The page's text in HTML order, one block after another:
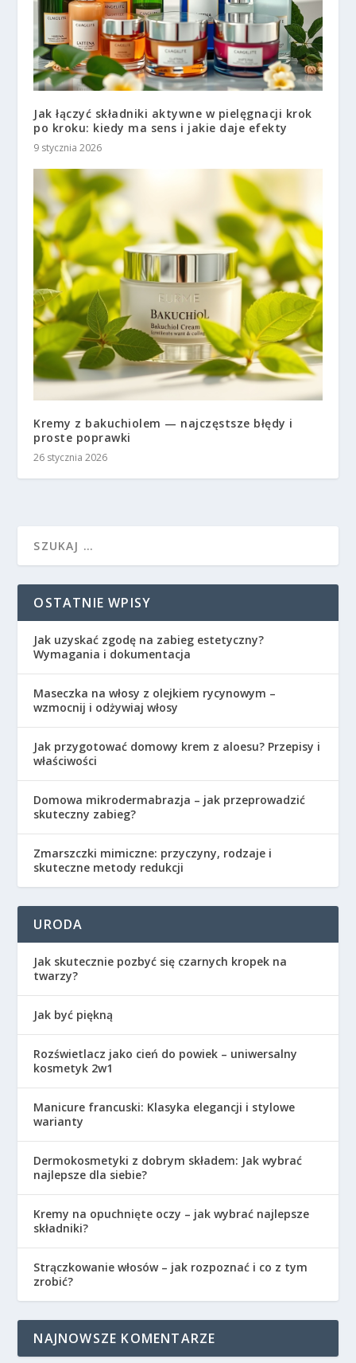
Jak łączyć składniki aktywne w pielęgnacji krok
po kroku: kiedy ma sens i jakie daje efekty
9 stycznia 2026
Kremy z bakuchiolem — najczęstsze błędy i
proste poprawki
26 stycznia 2026
OSTATNIE WPISY
Jak uzyskać zgodę na zabieg estetyczny?
Wymagania i dokumentacja
Maseczka na włosy z olejkiem rycynowym –
wzmocnij i odżywiaj włosy
Jak przygotować domowy krem z aloesu? Przepisy i
właściwości
Domowa mikrodermabrazja – jak przeprowadzić
skuteczny zabieg?
Zmarszczki mimiczne: przyczyny, rodzaje i
skuteczne metody redukcji
URODA
Jak skutecznie pozbyć się czarnych kropek na
twarzy?
Jak być piękną
Rozświetlacz jako cień do powiek – uniwersalny
kosmetyk 2w1
Manicure francuski: Klasyka elegancji i stylowe
warianty
Dermokosmetyki z dobrym składem: Jak wybrać
najlepsze dla siebie?
Kremy na opuchnięte oczy – jak wybrać najlepsze
składniki?
Strączkowanie włosów – jak rozpoznać i co z tym
zrobić?
NAJNOWSZE KOMENTARZE